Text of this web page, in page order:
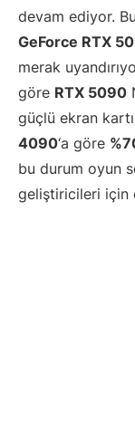
devam ediyor.
GeForce RTX
merak
göre RTX 5090
güçlü ekran
4090‘a göre
bu durum oyun
geliştiricileri için